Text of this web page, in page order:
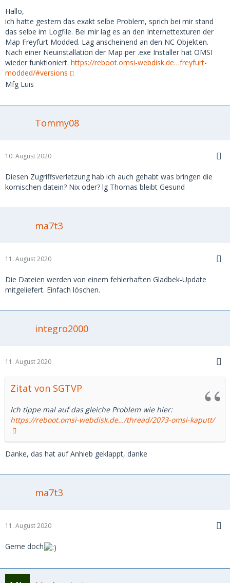
Hallo,
ich hatte gestern das exakt selbe Problem, sprich bei mir stand
das selbe im Logfile. Bei mir lag es an den Internettexturen der
Map Freyfurt Modded. Lag anscheinend an den NC Objekten.
Nach einer Neuinstallation der Map per .exe Installer hat OMSI
wieder funktioniert. https://reboot.omsi-webdisk.de…freyfurt-
modded/#versions
Mfg Luis
Tommy08
10. August 2020
Diesen Zugriffsverletzung hab ich auch gehabt was bringen die
komischen datein? Nix oder? lg Thomas bleibt Gesund
ma7t3
11. August 2020
Die Dateien werden von einem fehlerhaften Gladbek-Update
mitgeliefert. Einfach löschen.
integro2000
11. August 2020
Zitat von SGTVP
Ich tippe mal auf das gleiche Problem wie hier:
https://reboot.omsi-webdisk.de…/thread/2073-omsi-kaputt/
Danke, das hat auf Anhieb geklappt, danke
ma7t3
11. August 2020
Gerne doch